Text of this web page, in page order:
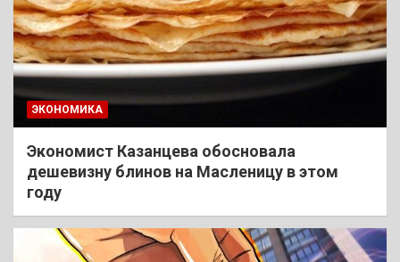
ЭКОНОМИКА
Экономист Казанцева обосновала
дешевизну блинов на Масленицу в этом
году